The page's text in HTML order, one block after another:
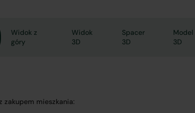
Widok z
góry
Widok
3D
Spacer
3D
Model
3D
zakupem mieszkania: